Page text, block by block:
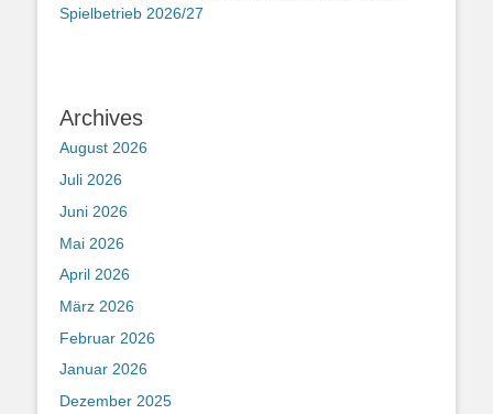
Spielbetrieb 2026/27
Archives
August 2026
Juli 2026
Juni 2026
Mai 2026
April 2026
März 2026
Februar 2026
Januar 2026
Dezember 2025